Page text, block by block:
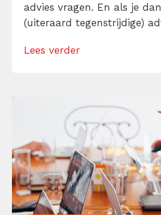
advies vragen. En als je
(uiteraard tegenstrijdige)
knoop door te hakken. Hoe
Lees verder